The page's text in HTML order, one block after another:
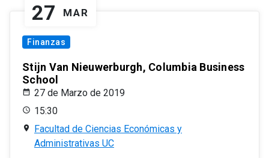
27 MAR
Finanzas
Stijn Van Nieuwerburgh, Columbia Business
School
27 de Marzo de 2019
15:30
Facultad de Ciencias Económicas y
Administrativas UC